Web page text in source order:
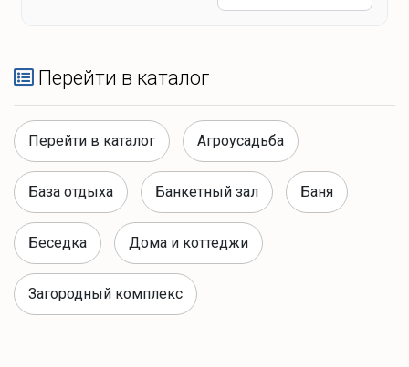
Перейти в каталог
Перейти в каталог Агроусадьба
База отдыха Банкетный зал Баня
Беседка Дома и коттеджи
Загородный комплекс